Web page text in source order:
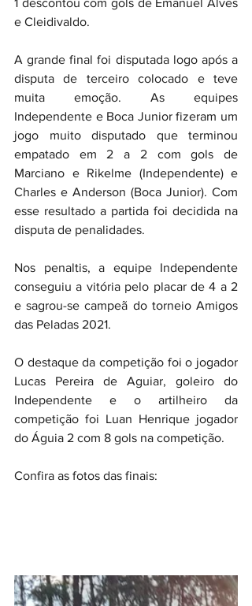
1 descontou com gols de Emanuel Alves
e Cleidivaldo.
A grande final foi disputada logo após a
disputa de terceiro colocado e teve
muita emoção. As equipes
Independente e Boca Junior fizeram um
jogo muito disputado que terminou
empatado em 2 a 2 com gols de
Marciano e Rikelme (Independente) e
Charles e Anderson (Boca Junior). Com
esse resultado a partida foi decidida na
disputa de penalidades.
Nos penaltis, a equipe Independente
conseguiu a vitória pelo placar de 4 a 2
e sagrou-se campeã do torneio Amigos
das Peladas 2021.
O destaque da competição foi o jogador
Lucas Pereira de Aguiar, goleiro do
Independente e o artilheiro da
competição foi Luan Henrique jogador
do Águia 2 com 8 gols na competição.
Confira as fotos das finais: